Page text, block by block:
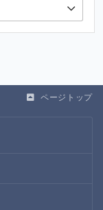
ページトップ